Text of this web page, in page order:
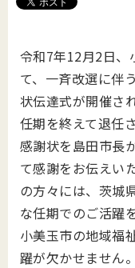
令和7年12月2日、
て、一斉改選に伴
状伝達式が開催さ
任期を終えて退任
感謝状を島田市長
て感謝をお伝えい
の方々には、茨城
な任期でのご活躍
小美玉市の地域福
躍が欠かせません